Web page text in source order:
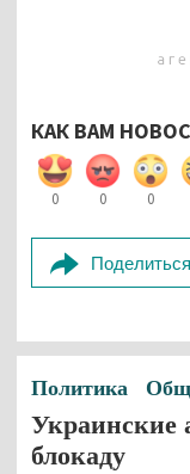
КАК ВАМ
0 0 0
Поделиться
Политика
Украинские
блокаду